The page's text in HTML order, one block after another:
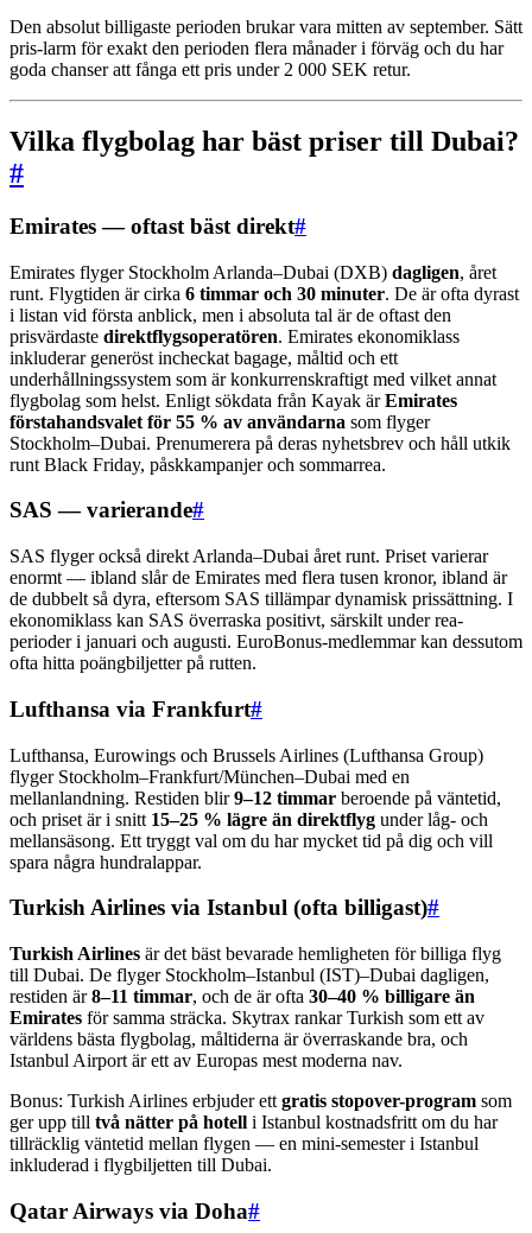
Den absolut billigaste perioden brukar vara mitten av september. Sätt
pris-larm för exakt den perioden flera månader i förväg och du har
goda chanser att fånga ett pris under 2 000 SEK retur.
Vilka flygbolag har bäst priser till Dubai?
#
Emirates — oftast bäst direkt#
Emirates flyger Stockholm Arlanda–Dubai (DXB) dagligen, året
runt. Flygtiden är cirka 6 timmar och 30 minuter. De är ofta dyrast
i listan vid första anblick, men i absoluta tal är de oftast den
prisvärdaste direktflygsoperatören. Emirates ekonomiklass
inkluderar generöst incheckat bagage, måltid och ett
underhållningssystem som är konkurrenskraftigt med vilket annat
flygbolag som helst. Enligt sökdata från Kayak ärEmirates
förstahandsvalet för 55 % av användarna som flyger
Stockholm–Dubai. Prenumerera på deras nyhetsbrev och håll utkik
runt Black Friday, påskkampanjer och sommarrea.
SAS — varierande#
SAS flyger också direkt Arlanda–Dubai året runt. Priset varierar
enormt — ibland slår de Emirates med flera tusen kronor, ibland är
de dubbelt så dyra, eftersom SAS tillämpar dynamisk prissättning. I
ekonomiklass kan SAS överraska positivt, särskilt under rea-
perioder i januari och augusti. EuroBonus-medlemmar kan dessutom
ofta hitta poängbiljetter på rutten.
Lufthansa via Frankfurt#
Lufthansa, Eurowings och Brussels Airlines (Lufthansa Group)
flyger Stockholm–Frankfurt/München–Dubai med en
mellanlandning. Restiden blir9–12 timmar beroende på väntetid,
och priset är i snitt 15–25 % lägre än direktflyg under låg- och
mellansäsong. Ett tryggt val om du har mycket tid på dig och vill
spara några hundralappar.
Turkish Airlines via Istanbul (ofta billigast)#
Turkish Airlines är det bäst bevarade hemligheten för billiga flyg
till Dubai. De flyger Stockholm–Istanbul (IST)–Dubai dagligen,
restiden är8–11 timmar, och de är ofta 30–40 % billigare än
Emirates för samma sträcka. Skytrax rankar Turkish som ett av
världens bästa flygbolag, måltiderna är överraskande bra, och
Istanbul Airport är ett av Europas mest moderna nav.
Bonus: Turkish Airlines erbjuder ett gratis stopover-program som
ger upp till två nätter på hotell i Istanbul kostnadsfritt om du har
tillräcklig väntetid mellan flygen — en mini-semester i Istanbul
inkluderad i flygbiljetten till Dubai.
Qatar Airways via Doha#